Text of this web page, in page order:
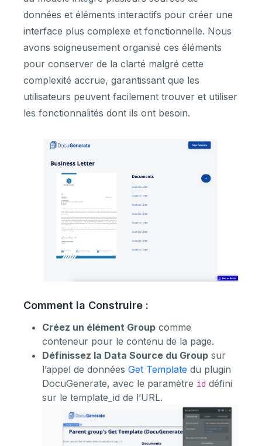
données et éléments interactifs pour créer une
interface plus complexe et fonctionnelle. Nous
avons soigneusement organisé ces éléments
pour conserver de la clarté malgré cette
complexité accrue, garantissant que les
utilisateurs peuvent facilement trouver et utiliser
les fonctionnalités dont ils ont besoin.
Comment la Construire :
Créez un élément Group comme
conteneur pour le contenu de la page.
Définissez la Data Source du Group sur
l’appel de données Get Template du plugin
DocuGenerate, avec le paramètre id défini
sur le template_id de l’URL.